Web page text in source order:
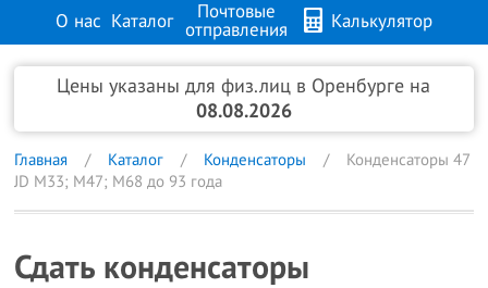
О нас Каталог
Почтовые
отправления
Калькулятор
Продажа металлов Контакты
Цены указаны для физ.лиц в Оренбурге на
08.08.2026
Главная Каталог Конденсаторы
Конденсаторы 47
JD М33; М47; М68 до 93 года
Сдать конденсаторы